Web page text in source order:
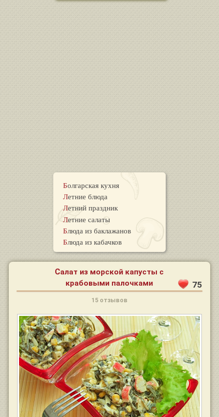
Болгарская кухня
Летние блюда
Летний праздник
Летние салаты
Блюда из баклажанов
Блюда из кабачков
Салат из морской капусты с
крабовыми палочками 75
15 отзывов